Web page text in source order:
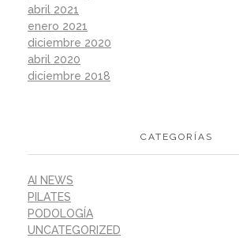
abril 2021
enero 2021
diciembre 2020
abril 2020
diciembre 2018
CATEGORÍAS
AI NEWS
PILATES
PODOLOGÍA
UNCATEGORIZED